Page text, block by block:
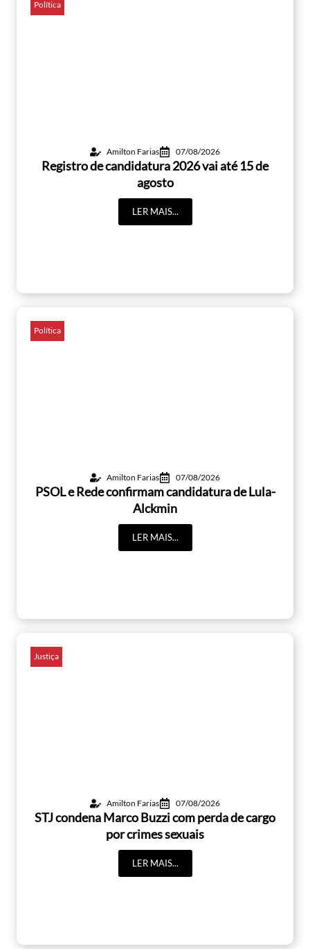
Política
Amilton Farias 07/08/2026
Registro de candidatura 2026 vai até 15 de
agosto
LER MAIS...
Política
Amilton Farias 07/08/2026
PSOL e Rede confirmam candidatura de Lula-
Alckmin
LER MAIS...
Justiça
Amilton Farias 07/08/2026
STJ condena Marco Buzzi com perda de cargo
por crimes sexuais
LER MAIS...